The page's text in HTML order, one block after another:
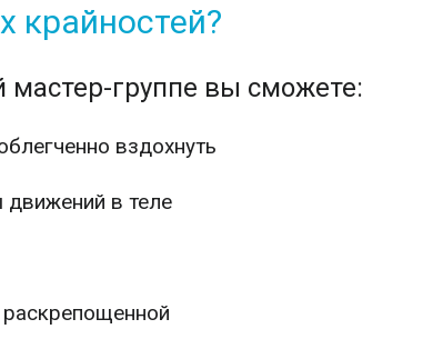
крайностей?
группе вы сможете:
вздохнуть
в теле